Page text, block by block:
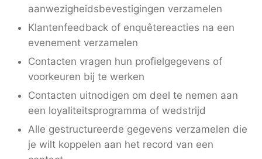
aanwezigheidsbevestigingen verzamelen
Klantenfeedback of enquêtereacties na een
evenement verzamelen
Contacten vragen hun profielgegevens of
voorkeuren bij te werken
Contacten uitnodigen om deel te nemen aan
een loyaliteitsprogramma of wedstrijd
Alle gestructureerde gegevens verzamelen die
je wilt koppelen aan het record van een